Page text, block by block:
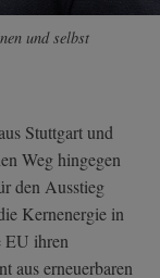
und selbst
Stuttgart und
Weg hingegen
den Ausstieg
Kernenergie in
EU ihren
aus erneuerbaren